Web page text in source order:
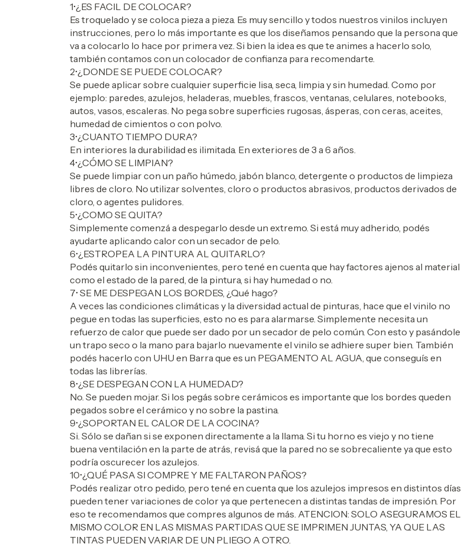
1•¿ES FACIL DE COLOCAR?
Es troquelado y se coloca pieza a pieza. Es muy sencillo y todos nuestros vinilos incluyen
instrucciones, pero lo más importante es que los diseñamos pensando que la persona que
va a colocarlo lo hace por primera vez. Si bien la idea es que te animes a hacerlo solo,
también contamos con un colocador de confianza para recomendarte.
2•¿DONDE SE PUEDE COLOCAR?
Se puede aplicar sobre cualquier superficie lisa, seca, limpia y sin humedad. Como por
ejemplo: paredes, azulejos, heladeras, muebles, frascos, ventanas, celulares, notebooks,
autos, vasos, escaleras. No pega sobre superficies rugosas, ásperas, con ceras, aceites,
humedad de cimientos o con polvo.
3•¿CUANTO TIEMPO DURA?
En interiores la durabilidad es ilimitada. En exteriores de 3 a 6 años.
4•¿CÓMO SE LIMPIAN?
Se puede limpiar con un paño húmedo, jabón blanco, detergente o productos de limpieza
libres de cloro. No utilizar solventes, cloro o productos abrasivos, productos derivados de
cloro, o agentes pulidores.
5•¿COMO SE QUITA?
Simplemente comenzá a despegarlo desde un extremo. Si está muy adherido, podés
ayudarte aplicando calor con un secador de pelo.
6•¿ESTROPEA LA PINTURA AL QUITARLO?
Podés quitarlo sin inconvenientes, pero tené en cuenta que hay factores ajenos al material
como el estado de la pared, de la pintura, si hay humedad o no.
7• SE ME DESPEGAN LOS BORDES, ¿Qué hago?
A veces las condiciones climáticas y la diversidad actual de pinturas, hace que el vinilo no
pegue en todas las superficies, esto no es para alarmarse. Simplemente necesita un
refuerzo de calor que puede ser dado por un secador de pelo común. Con esto y pasándole
un trapo seco o la mano para bajarlo nuevamente el vinilo se adhiere super bien. También
podés hacerlo con UHU en Barra que es un PEGAMENTO AL AGUA, que conseguís en
todas las librerías.
8•¿SE DESPEGAN CON LA HUMEDAD?
No. Se pueden mojar. Si los pegás sobre cerámicos es importante que los bordes queden
pegados sobre el cerámico y no sobre la pastina.
9•¿SOPORTAN EL CALOR DE LA COCINA?
Si. Sólo se dañan si se exponen directamente a la llama. Si tu horno es viejo y no tiene
buena ventilación en la parte de atrás, revisá que la pared no se sobrecaliente ya que esto
podría oscurecer los azulejos.
10•¿QUÉ PASA SI COMPRE Y ME FALTARON PAÑOS?
Podés realizar otro pedido, pero tené en cuenta que los azulejos impresos en distintos días
pueden tener variaciones de color ya que pertenecen a distintas tandas de impresión. Por
eso te recomendamos que compres algunos de más. ATENCION: SOLO ASEGURAMOS EL
MISMO COLOR EN LAS MISMAS PARTIDAS QUE SE IMPRIMEN JUNTAS, YA QUE LAS
TINTAS PUEDEN VARIAR DE UN PLIEGO A OTRO.